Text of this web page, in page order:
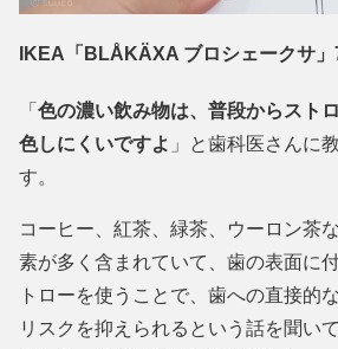
IKEA「BLÅKÄXA ブロシェークサ」
「 色の濃い飲み物は、普段からスト
色しにくいですよ 」と歯科医さんに
す。
コーヒー、紅茶、緑茶、ウーロン茶
素が多く含まれていて、歯の表面に
トローを使うことで、歯への直接的
リスクを抑えられるという話を聞い